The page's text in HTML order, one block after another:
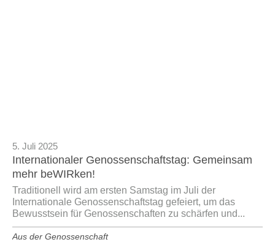
5. Juli 2025
Internationaler Genossenschaftstag: Gemeinsam
mehr beWIRken!
Traditionell wird am ersten Samstag im Juli der
Internationale Genossenschaftstag gefeiert, um das
Bewusstsein für Genossenschaften zu schärfen und...
Aus der Genossenschaft